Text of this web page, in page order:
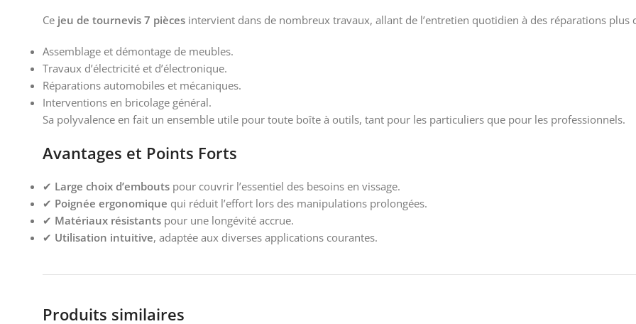
Ce jeu de tournevis 7 pièces intervient dans de nombreux travaux, allant de l’entretien quotidien à des réparations plus
Assemblage et démontage de meubles.
Travaux d’électricité et d’électronique.
Réparations automobiles et mécaniques.
Interventions en bricolage général.
Sa polyvalence en fait un ensemble utile pour toute boîte à outils, tant pour les particuliers que pour les professionnels.
Avantages et Points Forts
✔ Large choix d’embouts pour couvrir l’essentiel des besoins en vissage.
✔ Poignée ergonomique qui réduit l’effort lors des manipulations prolongées.
✔ Matériaux résistants pour une longévité accrue.
✔ Utilisation intuitive, adaptée aux diverses applications courantes.
Produits similaires